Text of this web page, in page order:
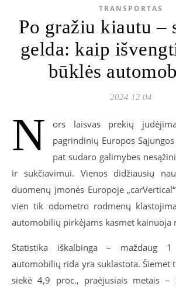
TRANSPORTAS
Po gražiu kiautu –
gelda: kaip
būklės
2024 12 04
N
ors laisvas prekių
pagrindinių Europos
pat sudaro galimybes
ir sukčiavimui. Vienos didžiausių
duomenų įmonės Europoje
vien tik odometro rodmenų
automobilių pirkėjams kasmet kainuoja
Statistika iškalbinga – maždaug
automobilių rida yra suklastota. Šiemet
siekė 4,9 proc., praėjusiais metais –